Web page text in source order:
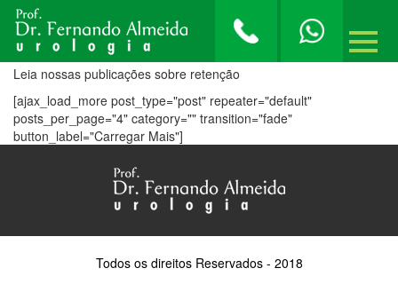
retenção
Leia nossas publicações sobre retenção
[ajax_load_more post_type="post" repeater="default"
posts_per_page="4" category="" transition="fade"
button_label="Carregar Mais"]
Todos os direitos Reservados - 2018